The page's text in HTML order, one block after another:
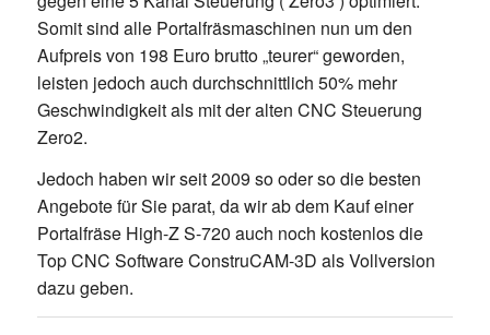
Somit sind alle Portalfräsmaschinen nun um den
Aufpreis von 198 Euro brutto „teurer“ geworden,
leisten jedoch auch durchschnittlich 50% mehr
Geschwindigkeit als mit der alten CNC Steuerung
Zero2.
Jedoch haben wir seit 2009 so oder so die besten
Angebote für Sie parat, da wir ab dem Kauf einer
Portalfräse High-Z S-720 auch noch kostenlos die
Top CNC Software ConstruCAM-3D als Vollversion
dazu geben.